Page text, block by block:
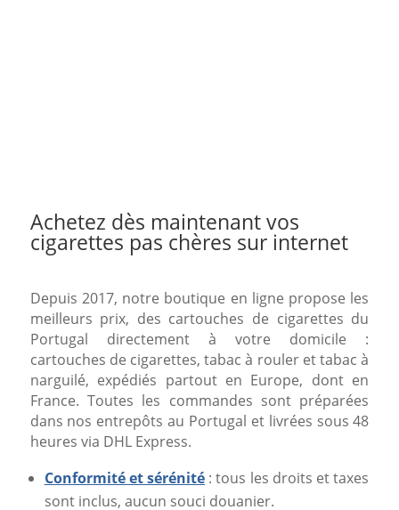
Achetez dès maintenant vos
cigarettes pas chères sur internet
Depuis 2017, notre boutique en ligne propose les
meilleurs prix, des cartouches de cigarettes du
Portugal directement à votre domicile :
cartouches de cigarettes, tabac à rouler et tabac à
narguilé, expédiés partout en Europe, dont en
France. Toutes les commandes sont préparées
dans nos entrepôts au Portugal et livrées sous 48
heures via DHL Express.
Conformité et sérénité : tous les droits et taxes
sont inclus, aucun souci douanier.